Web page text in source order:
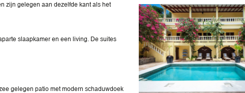
zijn gelegen aan dezelfde kant als het
slaapkamer en een living. De suites
gelegen patio met modern schaduwdoek